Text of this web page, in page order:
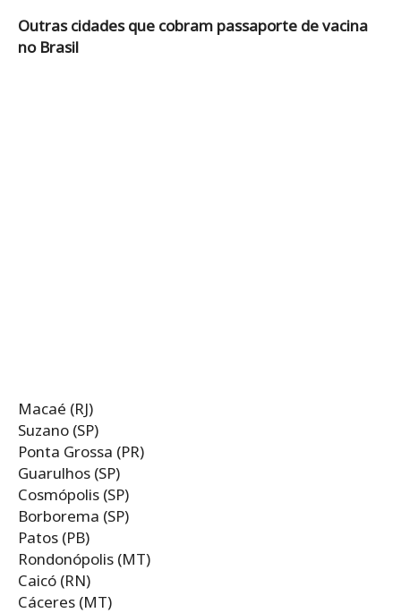
Outras cidades que cobram passaporte de vacina
no Brasil
Macaé (RJ)
Suzano (SP)
Ponta Grossa (PR)
Guarulhos (SP)
Cosmópolis (SP)
Borborema (SP)
Patos (PB)
Rondonópolis (MT)
Caicó (RN)
Cáceres (MT)